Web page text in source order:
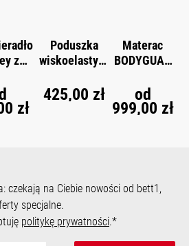
z
zł
Poduszka
wiskoelastycz
BODYGUARD®
425,00 zł
Materac
BODYGUAR
od
999,00 zł
czekają na Ciebie nowości od bett1,
specjalne.
politykę prywatności.*